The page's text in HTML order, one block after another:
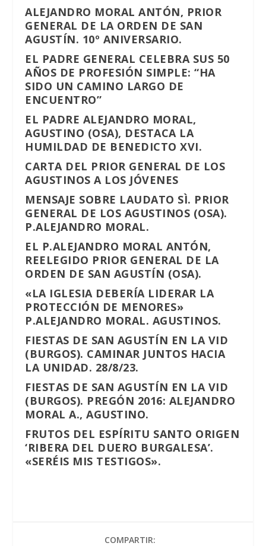
ALEJANDRO MORAL ANTÓN, PRIOR
GENERAL DE LA ORDEN DE SAN
AGUSTÍN. 10º ANIVERSARIO.
EL PADRE GENERAL CELEBRA SUS 50
AÑOS DE PROFESIÓN SIMPLE: “HA
SIDO UN CAMINO LARGO DE
ENCUENTRO”
EL PADRE ALEJANDRO MORAL,
AGUSTINO (OSA), DESTACA LA
HUMILDAD DE BENEDICTO XVI.
CARTA DEL PRIOR GENERAL DE LOS
AGUSTINOS A LOS JÓVENES
MENSAJE SOBRE LAUDATO SÌ. PRIOR
GENERAL DE LOS AGUSTINOS (OSA).
P.ALEJANDRO MORAL.
EL P.ALEJANDRO MORAL ANTÓN,
REELEGIDO PRIOR GENERAL DE LA
ORDEN DE SAN AGUSTÍN (OSA).
«LA IGLESIA DEBERÍA LIDERAR LA
PROTECCIÓN DE MENORES»
P.ALEJANDRO MORAL. AGUSTINOS.
FIESTAS DE SAN AGUSTÍN EN LA VID
(BURGOS). CAMINAR JUNTOS HACIA
LA UNIDAD. 28/8/23.
FIESTAS DE SAN AGUSTÍN EN LA VID
(BURGOS). PREGÓN 2016: ALEJANDRO
MORAL A., AGUSTINO.
FRUTOS DEL ESPÍRITU SANTO ORIGEN
‘RIBERA DEL DUERO BURGALESA’.
«SERÉIS MIS TESTIGOS».
COMPARTIR: